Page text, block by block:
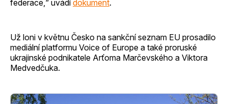
federace,“ uvádídokument.
Už loni v květnu Česko na sankční seznam EU prosadilo
mediální platformu Voice of Europe a také proruské
ukrajinské podnikatele Arťoma Marčevského a Viktora
Medvedčuka.